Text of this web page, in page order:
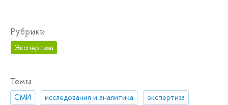
Рубрики
Экспертиза
Темы
СМИ исследования и аналитика
экспертиза